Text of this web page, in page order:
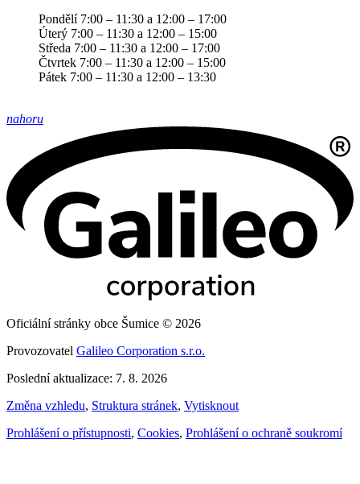
Pondělí 7:00 – 11:30 a 12:00 – 17:00
Úterý 7:00 – 11:30 a 12:00 – 15:00
Středa 7:00 – 11:30 a 12:00 – 17:00
Čtvrtek 7:00 – 11:30 a 12:00 – 15:00
Pátek 7:00 – 11:30 a 12:00 – 13:30
nahoru
Oficiální stránky obce Šumice © 2026
Provozovatel Galileo Corporation s.r.o.
Poslední aktualizace: 7. 8. 2026
Změna vzhledu, Struktura stránek, Vytisknout
Prohlášení o přístupnosti, Cookies, Prohlášení o ochraně soukromí